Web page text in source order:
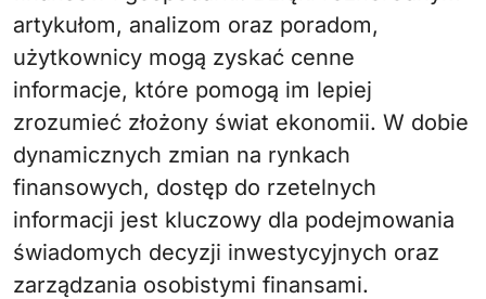
artykułom, analizom oraz poradom,
użytkownicy mogą zyskać cenne
informacje, które pomogą im lepiej
zrozumieć złożony świat ekonomii. W dobie
dynamicznych zmian na rynkach
finansowych, dostęp do rzetelnych
informacji jest kluczowy dla podejmowania
świadomych decyzji inwestycyjnych oraz
zarządzania osobistymi finansami.